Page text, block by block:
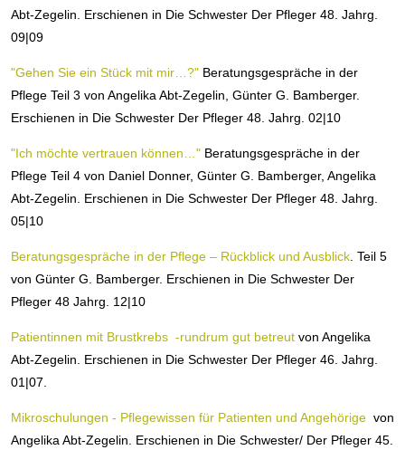
Abt-Zegelin. Erschienen in Die Schwester Der Pfleger 48. Jahrg.
09|09
"Gehen Sie ein Stück mit mir…?" Beratungsgespräche in der
Pflege Teil 3 von Angelika Abt-Zegelin, Günter G. Bamberger.
Erschienen in Die Schwester Der Pfleger 48. Jahrg. 02|10
"Ich möchte vertrauen können…" Beratungsgespräche in der
Pflege Teil 4 von Daniel Donner, Günter G. Bamberger, Angelika
Abt-Zegelin. Erschienen in Die Schwester Der Pfleger 48. Jahrg.
05|10
Beratungsgespräche in der Pflege – Rückblick und Ausblick . Teil 5
von Günter G. Bamberger. Erschienen in Die Schwester Der
Pfleger 48 Jahrg. 12|10
Patientinnen mit Brustkrebs -rundrum gut betreut von Angelika
Abt-Zegelin. Erschienen in Die Schwester Der Pfleger 46. Jahrg.
01|07.
Mikroschulungen - Pflegewissen für Patienten und Angehörige von
Angelika Abt-Zegelin. Erschienen in Die Schwester/ Der Pfleger 45.